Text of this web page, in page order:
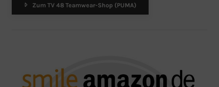
Zum TV 48 Teamwear-Shop (PUMA)